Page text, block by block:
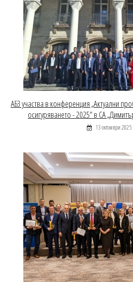
АБЗ участва в конференция „Актуални
осигуряването - 2025” в СА
13 октомври 2025